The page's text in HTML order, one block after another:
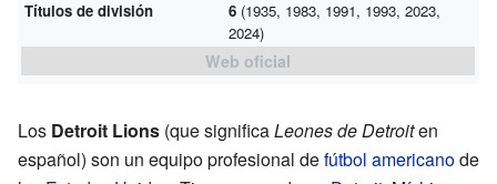
Títulos de división
6(1935, 1983, 1991, 1993, 2023,
2024)
Web oficial
Los Detroit Lions (que significaLeones de Detroiten
español) son un equipo profesional defútbol americanode